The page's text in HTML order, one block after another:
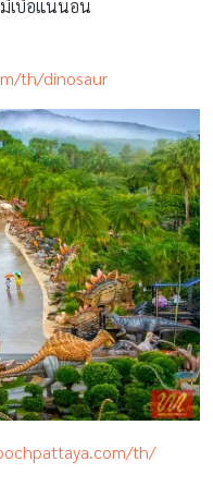
เบื่อแน่นอน
th/dinosaur
th/